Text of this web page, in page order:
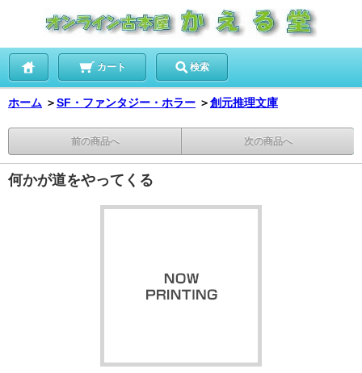
カート 検索
ホーム ＞SF・ファンタジー・ホラー ＞創元推理文庫
前の商品へ 次の商品へ
何かが道をやってくる